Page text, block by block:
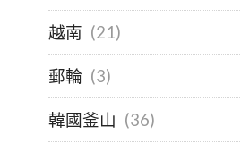
越南 (21)
郵輪 (3)
韓國釜山 (36)